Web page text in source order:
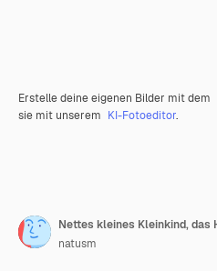
Erstelle deine eigenen Bilder mit dem
sie mit unserem KI-Fotoeditor.
natusm